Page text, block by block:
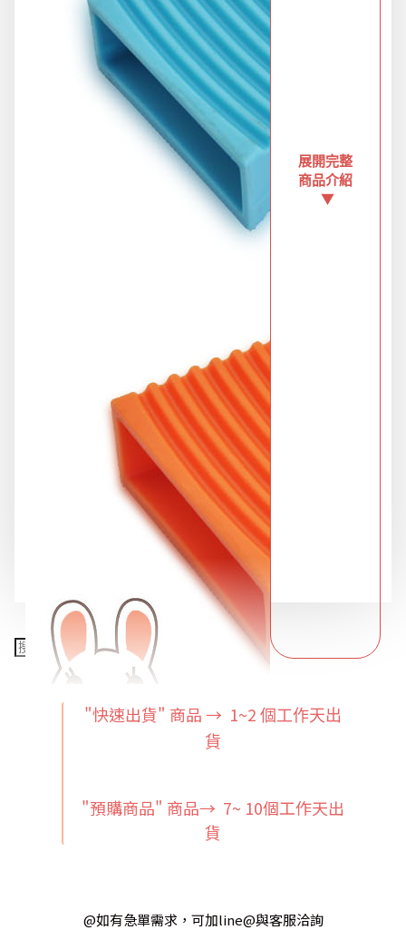
新品上市
限時特惠專區
展開完整
商品介紹
▼
"快速出貨" 商品 → 1~2 個工作天出
貨
"預購商品" 商品→ 7~ 10個工作天出
貨
@如有急單需求，可加line@與客服洽詢